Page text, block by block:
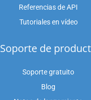
Referencias de API
Tutoriales en vídeo
Soporte de
Soporte gratuito
Blog